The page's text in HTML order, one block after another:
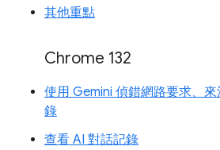
其他重點
Chrome 132
使用 Gemini 偵錯網路要求、
錄
查看 AI 對話記錄